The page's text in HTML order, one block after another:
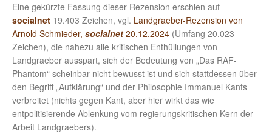
Eine gekürzte Fassung dieser Rezension erschien auf
socialnet 19.403 Zeichen, vgl. Landgraeber-Rezension von
Arnold Schmieder, socialnet 20.12.2024 (Umfang 20.023
Zeichen), die nahezu alle kritischen Enthüllungen von
Landgraeber ausspart, sich der Bedeutung von „Das RAF-
Phantom“ scheinbar nicht bewusst ist und sich stattdessen über
den Begriff „Aufklärung“ und der Philosophie Immanuel Kants
verbreitet (nichts gegen Kant, aber hier wirkt das wie
entpolitisierende Ablenkung vom regierungskritischen Kern der
Arbeit Landgraebers).